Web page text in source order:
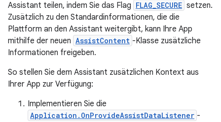
Assistant teilen, indem Sie das Flag FLAG_SECURE setzen.
Zusätzlich zu den Standardinformationen, die die
Plattform an den Assistant weitergibt, kann Ihre App
mithilfe der neuen AssistContent -Klasse zusätzliche
Informationen freigeben.
So stellen Sie dem Assistant zusätzlichen Kontext aus
Ihrer App zur Verfügung:
Implementieren Sie die
Application.OnProvideAssistDataListener -